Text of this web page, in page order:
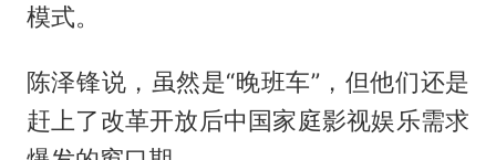
模式。
陈泽锋说，虽然是“晚班车”，但他们还是
赶上了改革开放后中国家庭影视娱乐需求